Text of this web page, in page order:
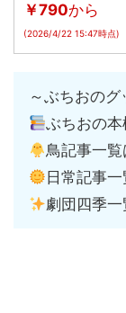
￥790から
(2026/4/22 15:47時点)
～ぶちおのグ
ぶちおの
鳥記事一覧
日常記事一
劇団四季一